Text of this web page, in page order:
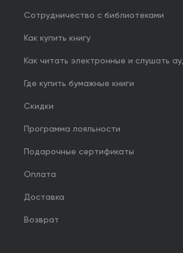
Сотрудничество с библиотеками
Как купить книгу
Как читать электронные и слушать
Где купить бумажные книги
Скидки
Программа лояльности
Подарочные сертификаты
Оплата
Доставка
Возврат